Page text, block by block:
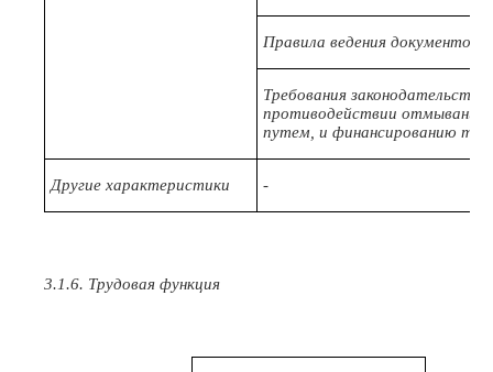
Правила ведения
Требования
противодействии отмыванию
путем, и финансированию
Другие характеристики -
3.1.6. Трудовая функция